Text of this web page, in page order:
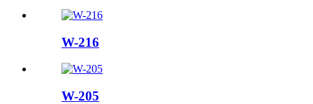
W-216
W-205